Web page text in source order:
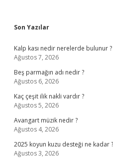
Sidebar
Son Yazılar
Kalp kası nedir nerelerde bulunur ?
Ağustos 7, 2026
Beş parmağın adı nedir ?
Ağustos 6, 2026
Kaç çeşit ilik nakli vardır ?
Ağustos 5, 2026
Avangart müzik nedir ?
Ağustos 4, 2026
2025 koyun kuzu desteği ne kadar ?
Ağustos 3, 2026